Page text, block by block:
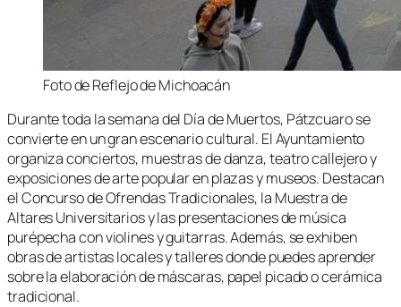
Foto de Reflejo de Michoacán
Durante toda la semana del Día de Muertos, Pátzcuaro se
convierte en un gran escenario cultural. El Ayuntamiento
organiza conciertos, muestras de danza, teatro callejero y
exposiciones de arte popular en plazas y museos. Destacan
el Concurso de Ofrendas Tradicionales, la Muestra de
Altares Universitarios y las presentaciones de música
purépecha con violines y guitarras. Además, se exhiben
obras de artistas locales y talleres donde puedes aprender
sobre la elaboración de máscaras, papel picado o cerámica
tradicional.